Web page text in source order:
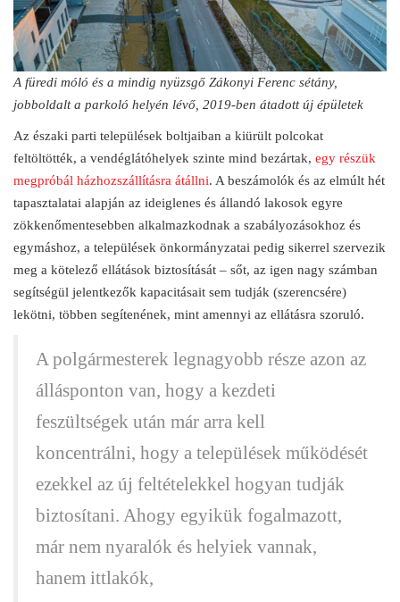
A füredi móló és a mindig nyüzsgő Zákonyi Ferenc sétány,
jobboldalt a parkoló helyén lévő, 2019-ben átadott új épületek
Az északi parti települések boltjaiban a kiürült polcokat
feltöltötték, a vendéglátóhelyek szinte mind bezártak, egy részük
megpróbál házhozszállításra átállni. A beszámolók és az elmúlt hét
tapasztalatai alapján az ideiglenes és állandó lakosok egyre
zökkenőmentesebben alkalmazkodnak a szabályozásokhoz és
egymáshoz, a települések önkormányzatai pedig sikerrel szervezik
meg a kötelező ellátások biztosítását – sőt, az igen nagy számban
segítségül jelentkezők kapacitásait sem tudják (szerencsére)
lekötni, többen segítenének, mint amennyi az ellátásra szoruló.
A polgármesterek legnagyobb része azon az
állásponton van, hogy a kezdeti
feszültségek után már arra kell
koncentrálni, hogy a települések működését
ezekkel az új feltételekkel hogyan tudják
biztosítani. Ahogy egyikük fogalmazott,
már nem nyaralók és helyiek vannak,
hanem ittlakók,